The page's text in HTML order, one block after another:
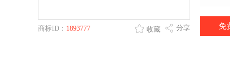
商标ID： 1893777 分享
收藏 免